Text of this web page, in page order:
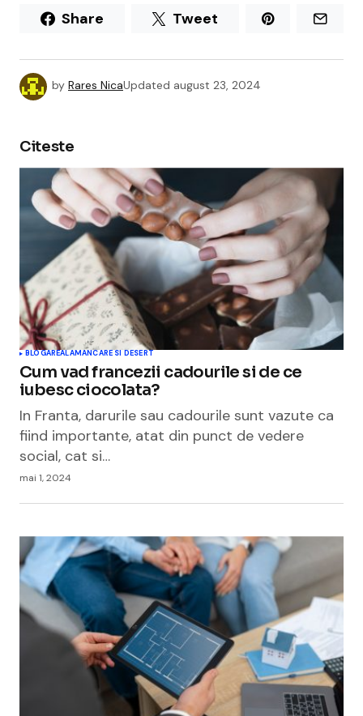
Share Tweet
by Rares NicaUpdated august 23, 2024
Citeste
BLOGAREALAMANCARE SI DESERT
Cum vad francezii cadourile si de ce
iubesc ciocolata?
In Franta, darurile sau cadourile sunt vazute ca
fiind importante, atat din punct de vedere
social, cat si…
mai 1, 2024